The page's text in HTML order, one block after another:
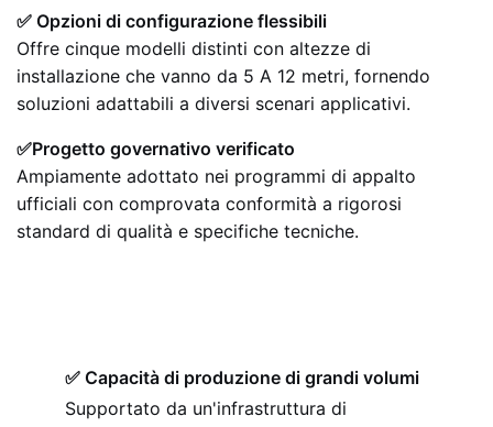
✅ Opzioni di configurazione flessibili
Offre cinque modelli distinti con altezze di
installazione che vanno da 5 A 12 metri, fornendo
soluzioni adattabili a diversi scenari applicativi.
✅Progetto governativo verificato
Ampiamente adottato nei programmi di appalto
ufficiali con comprovata conformità a rigorosi
standard di qualità e specifiche tecniche.
✅ Capacità di produzione di grandi volumi
Supportato da un'infrastruttura di